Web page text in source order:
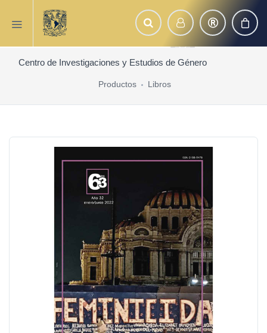
Centro de Investigaciones y Estudios de Género
Productos Libros